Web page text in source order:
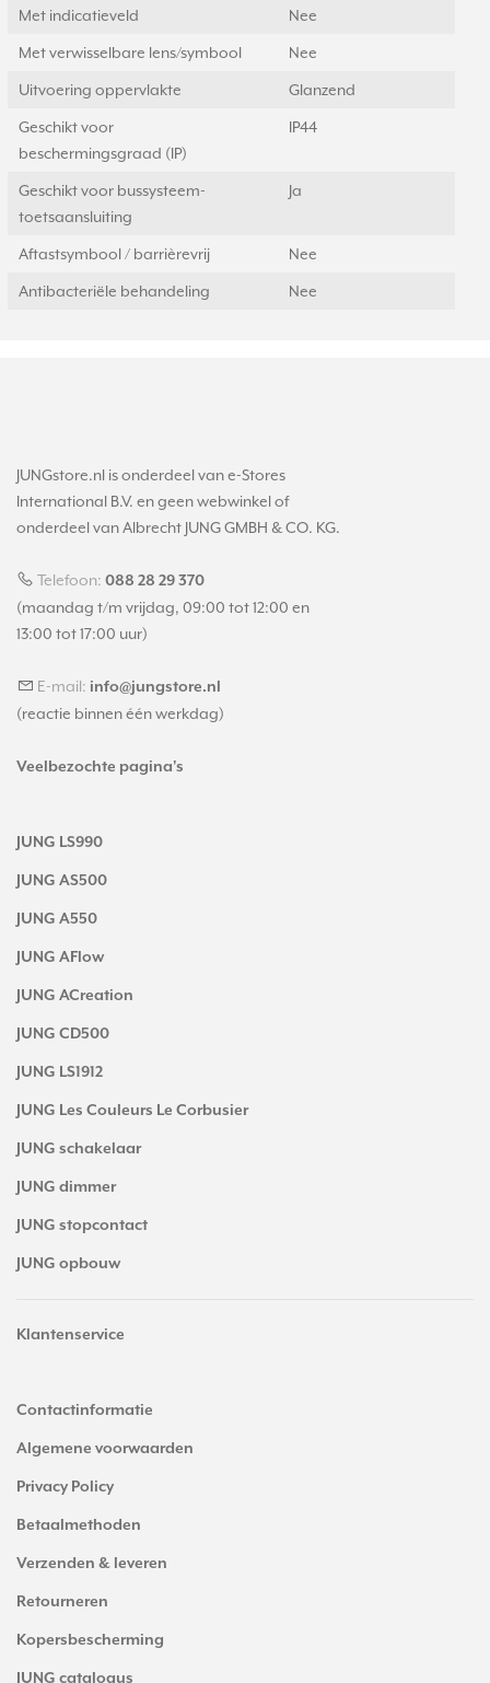
Met indicatieveld Nee
Met verwisselbare lens/symbool Nee
Uitvoering oppervlakte Glanzend
Geschikt voor
beschermingsgraad (IP)
IP44
Geschikt voor bussysteem-
toetsaansluiting
Ja
Aftastsymbool / barrièrevrij Nee
Antibacteriële behandeling Nee
JUNGstore.nl is onderdeel van e-Stores
International B.V. en geen webwinkel of
onderdeel van Albrecht JUNG GMBH & CO. KG.
Telefoon: 088 28 29 370
(maandag t/m vrijdag, 09:00 tot 12:00 en
13:00 tot 17:00 uur)
E-mail: info@jungstore.nl
(reactie binnen één werkdag)
Veelbezochte pagina's
JUNG LS990
JUNG AS500
JUNG A550
JUNG AFlow
JUNG ACreation
JUNG CD500
JUNG LS1912
JUNG Les Couleurs Le Corbusier
JUNG schakelaar
JUNG dimmer
JUNG stopcontact
JUNG opbouw
Klantenservice
Contactinformatie
Algemene voorwaarden
Privacy Policy
Betaalmethoden
Verzenden & leveren
Retourneren
Kopersbescherming
JUNG catalogus